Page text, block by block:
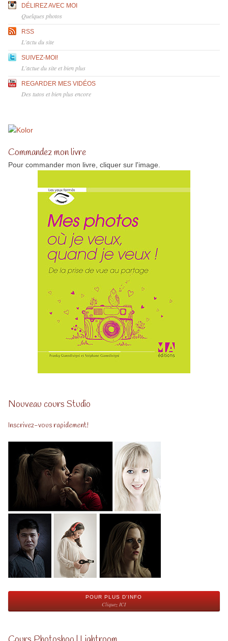
DÉLIREZ AVEC MOI
Quelques photos
RSS
L'actu du site
SUIVEZ-MOI!
L'actue du site et bien plus
REGARDER MES VIDÉOS
Des tutos et bien plus encore
Commandez mon livre
Pour commander mon livre, cliquer sur l'image.
Nouveau cours Studio
Inscrivez-vous rapidement!
POUR PLUS D'INFO
Cliquez ICI